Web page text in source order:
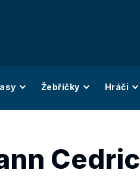
Žebříčky Hráči
Cedric